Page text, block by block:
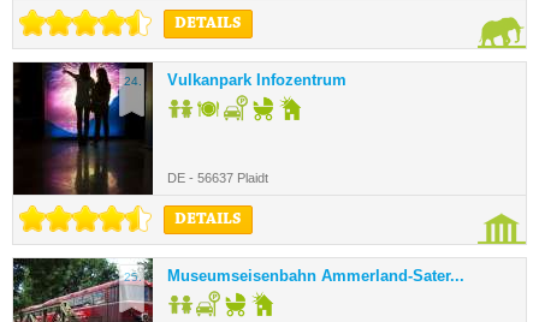
DETAILS
24. Vulkanpark Infozentrum
DE - 56637 Plaidt
DETAILS
25. Museumseisenbahn Ammerland-Sater...